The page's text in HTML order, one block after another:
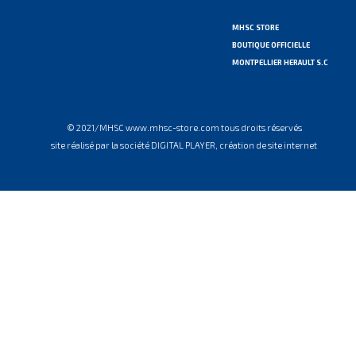
MHSC STORE
BOUTIQUE OFFICIELLE
MONTPELLIER HERAULT S.C
© 2021/MHSC www.mhsc-store.com tous droits réservés
site réalisé par la société DIGITAL PLAYER, création de site internet